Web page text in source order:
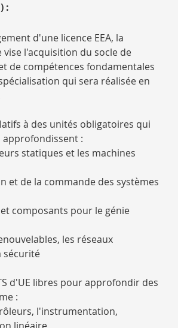
:
d'une licence EEA, la
vise l'acquisition du socle de
de compétences fondamentales
qui sera réalisée en
à des unités obligatoires qui
:
statiques et les machines
et de la commande des systèmes
composants pour le génie
les réseaux
sécurité
d'UE libres pour approfondir des
:
l'instrumentation,